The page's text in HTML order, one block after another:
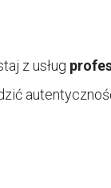
z usług